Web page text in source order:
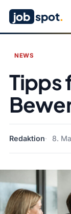
job spot.
NEWS
Tipps
Redaktion 8.